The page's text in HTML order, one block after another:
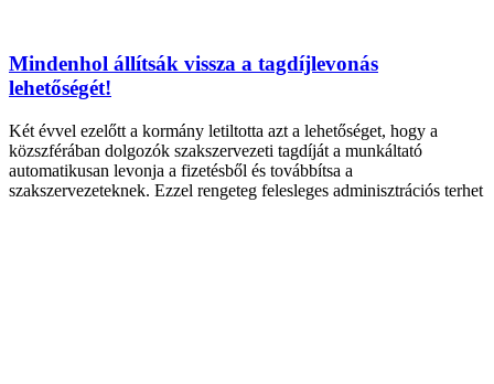
Mindenhol állítsák vissza a tagdíjlevonás
lehetőségét!
Két évvel ezelőtt a kormány letiltotta azt a lehetőséget, hogy a
közszférában dolgozók szakszervezeti tagdíját a munkáltató
automatikusan levonja a fizetésből és továbbítsa a
szakszervezeteknek. Ezzel rengeteg felesleges adminisztrációs terhet